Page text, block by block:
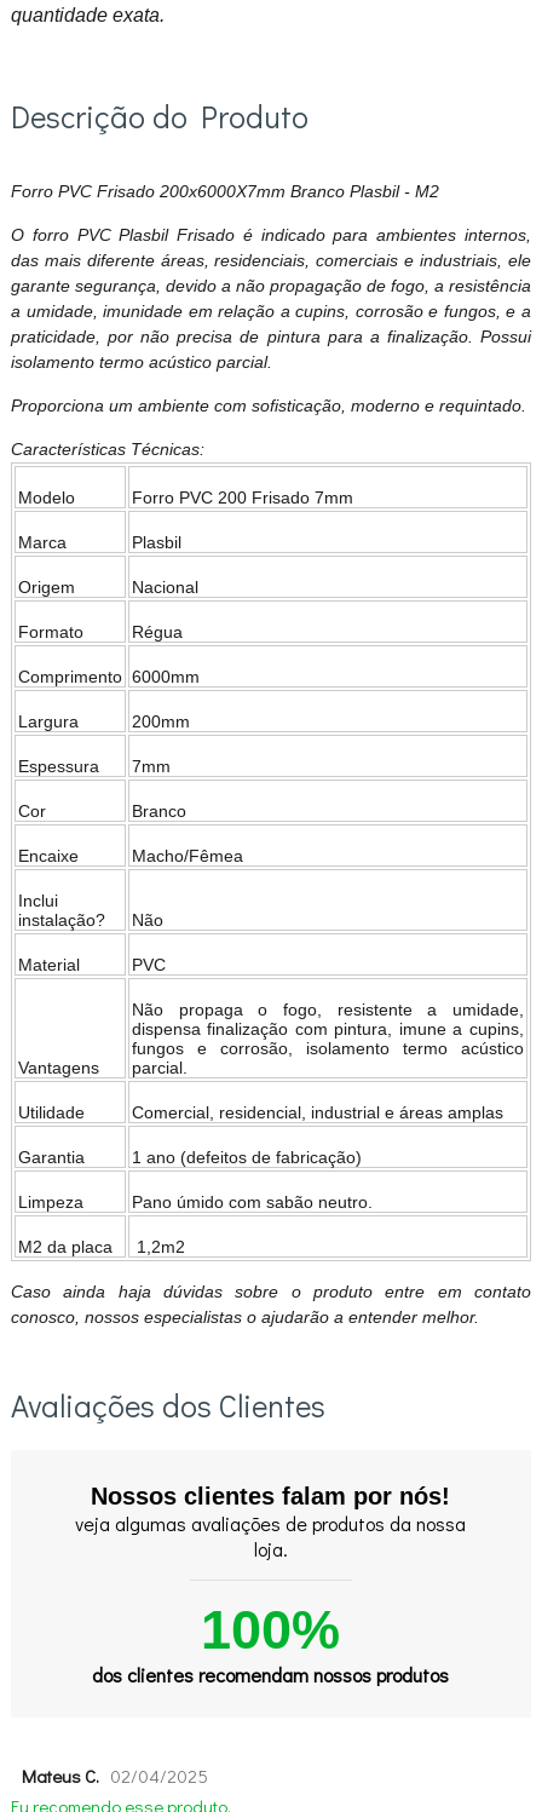
quantidade exata.
Descrição do Produto
Forro PVC Frisado 200x6000X7mm Branco Plasbil - M2
O forro PVC Plasbil Frisado é indicado para ambientes internos,
das mais diferente áreas, residenciais, comerciais e industriais, ele
garante segurança, devido a não propagação de fogo, a resistência
a umidade, imunidade em relação a cupins, corrosão e fungos, e a
praticidade, por não precisa de pintura para a finalização. Possui
isolamento termo acústico parcial.
Proporciona um ambiente com sofisticação, moderno e requintado.
Características Técnicas:
Modelo Forro PVC 200 Frisado 7mm
Marca Plasbil
Origem Nacional
Formato Régua
Comprimento 6000mm
Largura 200mm
Espessura 7mm
Cor Branco
Encaixe Macho/Fêmea
Inclui
instalação?
Não
Material PVC
Vantagens
Não propaga o fogo, resistente a umidade,
dispensa finalização com pintura, imune a cupins,
fungos e corrosão, isolamento termo acústico
parcial.
Utilidade Comercial, residencial, industrial e áreas amplas
Garantia 1 ano (defeitos de fabricação)
Limpeza Pano úmido com sabão neutro.
M2 da placa 1,2m2
Caso ainda haja dúvidas sobre o produto entre em contato
conosco, nossos especialistas o ajudarão a entender melhor.
Avaliações dos Clientes
Nossos clientes falam por nós!
veja algumas avaliações de produtos da nossa
loja.
100%
dos clientes recomendam nossos produtos
Mateus C. 02/04/2025
Eu recomendo esse produto.